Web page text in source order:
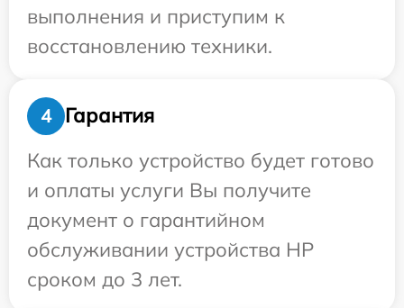
выполнения и приступим к
восстановлению техники.
4
Гарантия
Как только устройство будет готово
и оплаты услуги Вы получите
документ о гарантийном
обслуживании устройства HP
сроком до 3 лет.